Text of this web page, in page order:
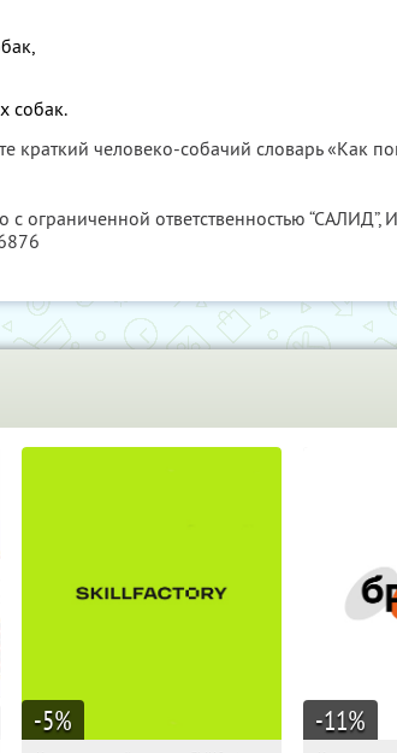
собак.
краткий человеко-собачий словарь «Как
с ограниченной ответственностью “САЛИД”,
-5% -11%